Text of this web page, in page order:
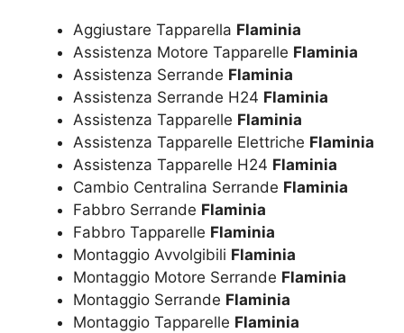
Aggiustare Tapparella Flaminia
Assistenza Motore Tapparelle Flaminia
Assistenza Serrande Flaminia
Assistenza Serrande H24 Flaminia
Assistenza Tapparelle Flaminia
Assistenza Tapparelle Elettriche Flaminia
Assistenza Tapparelle H24 Flaminia
Cambio Centralina Serrande Flaminia
Fabbro Serrande Flaminia
Fabbro Tapparelle Flaminia
Montaggio Avvolgibili Flaminia
Montaggio Motore Serrande Flaminia
Montaggio Serrande Flaminia
Montaggio Tapparelle Flaminia